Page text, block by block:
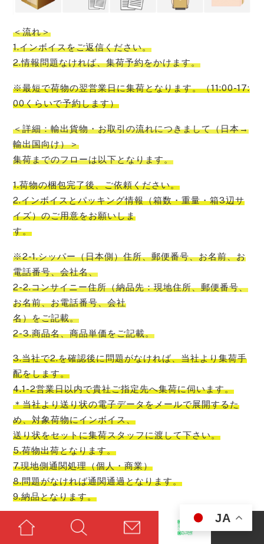
＜流れ＞
1.インボイスをご返信ください。
2.情報問題なければ、集荷予約をかけます。
※最短で荷物の翌営業日に集荷となります。（11:00-17:
00くらいで予約します）
＜詳細：輸出貨物・お取引の流れにつきまして（日本→
輸出国向け）＞
集荷までのフローは以下となります。
1.荷物の梱包完了後、ご依頼ください。
2.インボイスとパッキング情報（箱数・重量・箱3辺サ
イズ）のご用意をお願いしま
す。
※2-1.シッパー（日本側）住所、郵便番号、お名前、お
電話番号、会社名、
2-2.コンサイニー住所（納品先：現地住所、郵便番号、
お名前、お電話番号、会社
名）をご記載。
2-3.商品名、商品単価をご記載。
3.当社で2.を確認後に問題がなければ、当社より集荷手
配をします。
4.1-2営業日以内で貴社ご指定先へ集荷に伺います。
＊当社より送り状の電子データをメールで展開するた
め、対象荷物にインボイス、
送り状をセットに集荷スタッフに渡して下さい。
5.荷物出荷となります。
7.現地側通関処理（個人・商業）
8.問題がなければ通関通過となります。
9.納品となります。
＊5～8までは問題がなければ通常2-5日程度で到着とな
ります。
JA